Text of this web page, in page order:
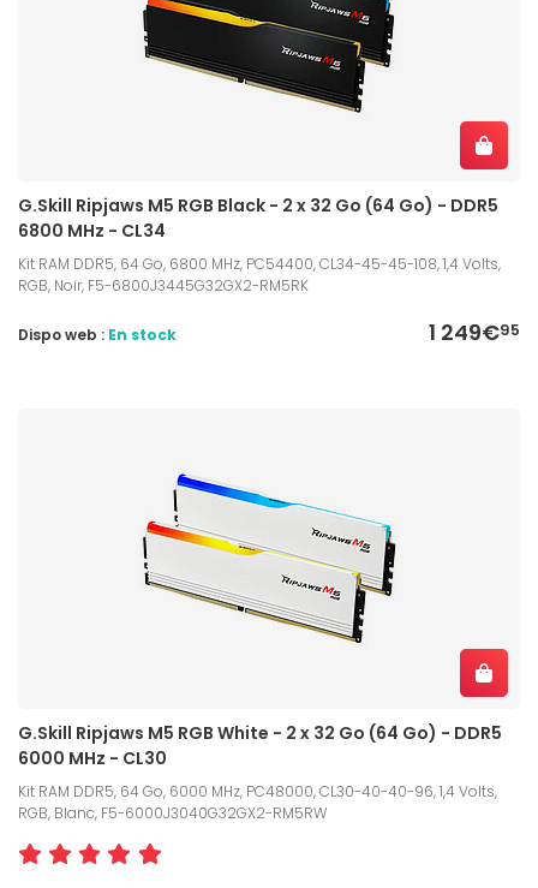
G.Skill Ripjaws M5 RGB Black - 2 x 32 Go (64 Go) - DDR5
6800 MHz - CL34
Kit RAM DDR5, 64 Go, 6800 MHz, PC54400, CL34-45-45-108, 1,4 Volts,
RGB, Noir, F5-6800J3445G32GX2-RM5RK
1 249€95
Dispo web : En stock
G.Skill Ripjaws M5 RGB White - 2 x 32 Go (64 Go) - DDR5
6000 MHz - CL30
Kit RAM DDR5, 64 Go, 6000 MHz, PC48000, CL30-40-40-96, 1,4 Volts,
RGB, Blanc, F5-6000J3040G32GX2-RM5RW